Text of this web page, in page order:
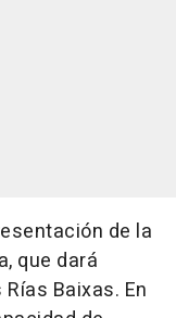
de la
que dará
Baixas. En